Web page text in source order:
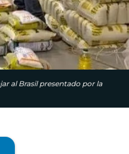
al Brasil presentado por la